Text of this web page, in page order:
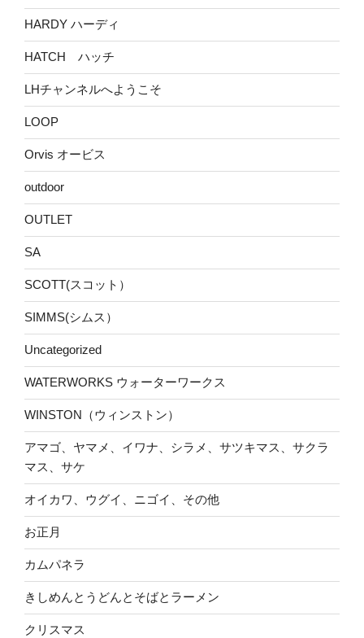
HARDY ハーディ
HATCH ハッチ
LHチャンネルへようこそ
LOOP
Orvis オービス
outdoor
OUTLET
SA
SCOTT(スコット）
SIMMS(シムス）
Uncategorized
WATERWORKS ウォーターワークス
WINSTON（ウィンストン）
アマゴ、ヤマメ、イワナ、シラメ、サツキマス、サクラ
マス、サケ
オイカワ、ウグイ、ニゴイ、その他
お正月
カムパネラ
きしめんとうどんとそばとラーメン
クリスマス